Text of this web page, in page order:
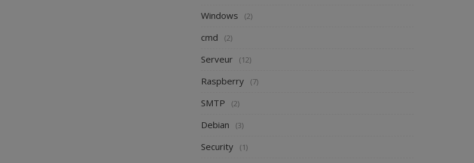
Windows (2)
cmd (2)
Serveur (12)
Raspberry (7)
SMTP (2)
Debian (3)
Security (1)